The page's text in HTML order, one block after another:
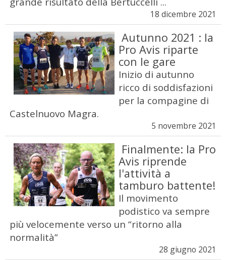
18 dicembre 2021
Autunno 2021 : la
Pro Avis riparte
con le gare
Inizio di autunno
ricco di soddisfazioni
per la compagine di
Castelnuovo Magra.
5 novembre 2021
Finalmente: la Pro
Avis riprende
l'attività a
tamburo battente!
Il movimento
podistico va sempre
più velocemente verso un “ritorno alla
normalità”
28 giugno 2021